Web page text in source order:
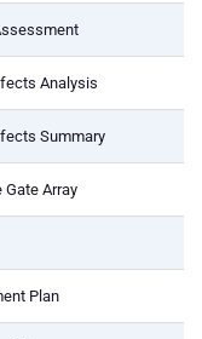
Analysis
Summary
Gate Array
Plan